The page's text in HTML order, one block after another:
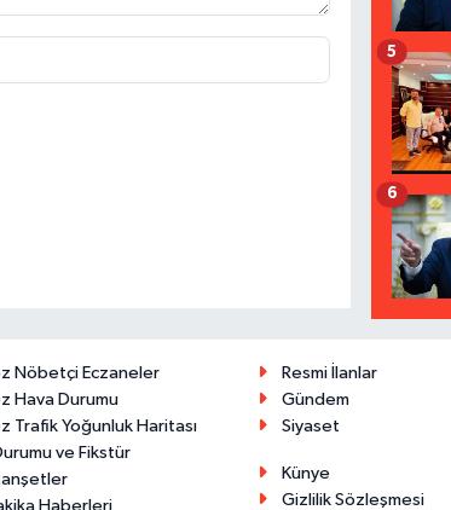
5
6
Nöbetçi Eczaneler
Hava Durumu
Trafik Yoğunluk Haritası
ve Fikstür
Haberleri
Resmi İlanlar
Gündem
Siyaset
Künye
Gizlilik Sözleşmesi